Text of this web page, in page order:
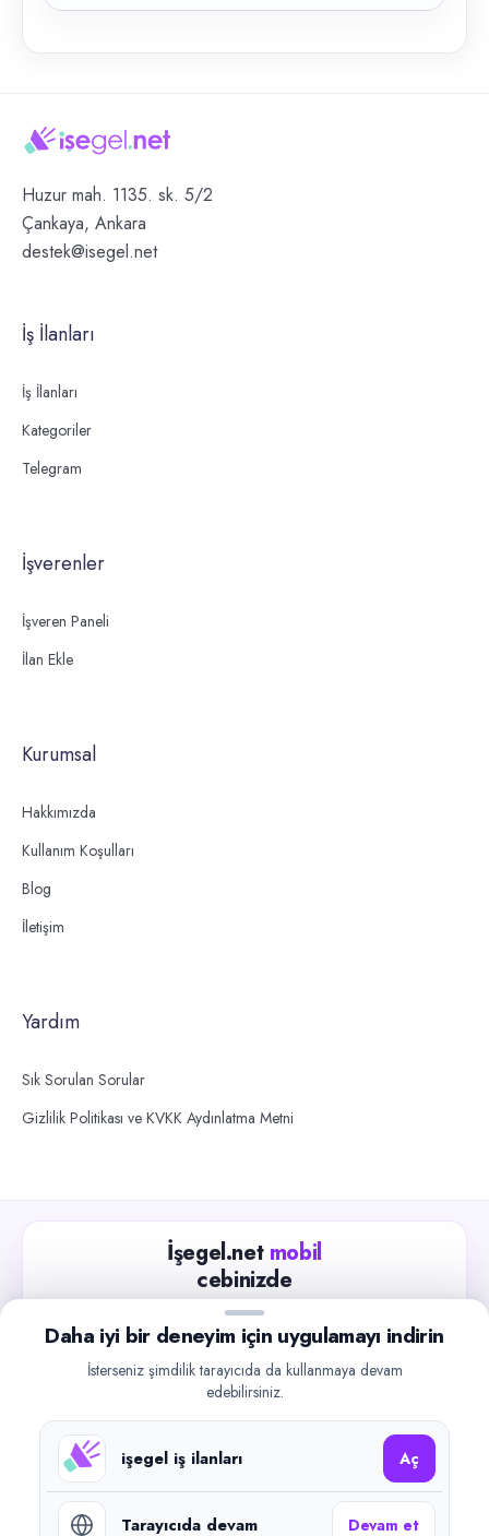
Huzur mah. 1135. sk. 5/2
Çankaya, Ankara
destek@isegel.net
İş İlanları
İş İlanları
Kategoriler
Telegram
İşverenler
İşveren Paneli
İlan Ekle
Kurumsal
Hakkımızda
Kullanım Koşulları
Blog
İletişim
Yardım
Sık Sorulan Sorular
Gizlilik Politikası ve KVKK Aydınlatma Metni
İşegel.net mobil
cebinizde
Güncel iş ilanlarını takip edin, işverenlerle hızlıca
iletişime geçin.
Google Play
©2026işegel.net. Tüm hakları saklıdır.
Daha iyi bir deneyim için uygulamayı indirin
İsterseniz şimdilik tarayıcıda da kullanmaya devam
edebilirsiniz.
işegel iş ilanları Aç
Tarayıcıda devam Devam et